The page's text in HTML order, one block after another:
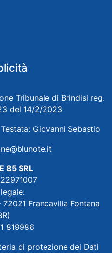
Tribunale di Brindisi reg.
del 14/2/2023
Giovanni Sebastio
85 SRL
Francavilla Fontana
819986
di protezione dei Dati